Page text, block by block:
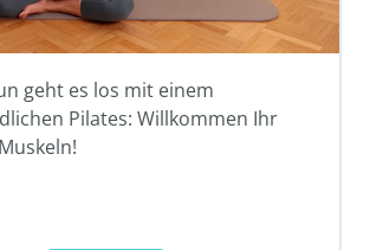
geht es los mit einem
Pilates: Willkommen Ihr